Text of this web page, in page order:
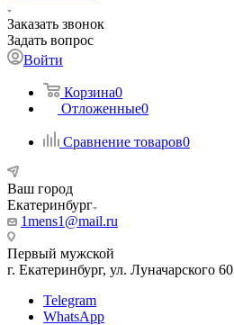
Заказать звонок
Задать вопрос
Войти
Корзина0
Отложенные0
Сравнение товаров0
Ваш город
Екатеринбург
1mens1@mail.ru
Первый мужской
г. Екатеринбург, ул. Луначарского 60
Telegram
WhatsApp